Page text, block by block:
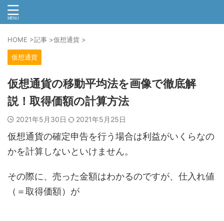
HOME >記事 >仮想通貨 >
仮想通貨
仮想通貨の移動平均法を画像で徹底解
説！取得価額の計算方法
2021年5月30日 2021年5月25日
仮想通貨の確定申告を行う場合は利益がいくらなの
かを計算しないといけません。
その際に、売った金額はわかるのですが、仕入れ値
（＝取得価額）が